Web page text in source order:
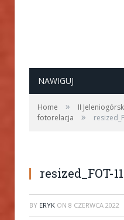
NAWIGUJ
Home »
II
fotorelacja
»
resized_FOT-
BY ERYK ON 8 CZERWCA 2022